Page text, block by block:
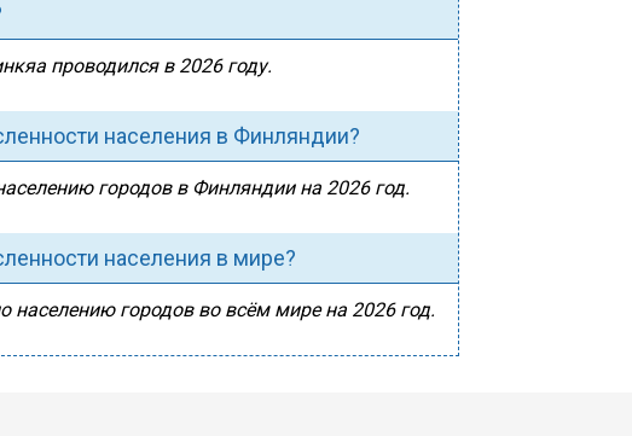
проводился в 2026 году.
населения в Финляндии?
городов в Финляндии на 2026 год.
населения в мире?
населению городов во всём мире на 2026 год.